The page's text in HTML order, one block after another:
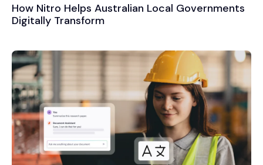
How Nitro Helps Australian Local Governments
Digitally Transform